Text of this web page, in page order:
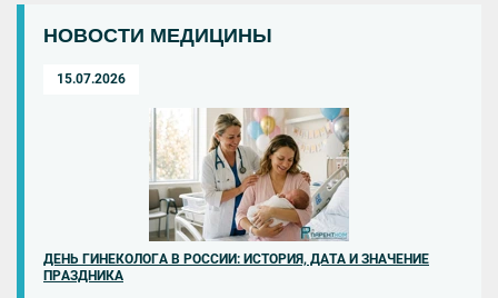
НОВОСТИ МЕДИЦИНЫ
15.07.2026
ДЕНЬ ГИНЕКОЛОГА В РОССИИ: ИСТОРИЯ, ДАТА И ЗНАЧЕНИЕ
ПРАЗДНИКА